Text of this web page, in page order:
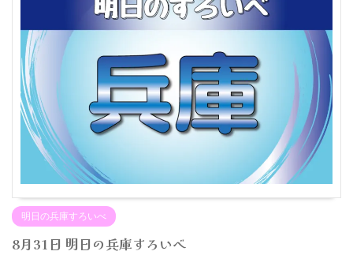
明日の兵庫すろいべ
8月31日 明日の兵庫すろいべ